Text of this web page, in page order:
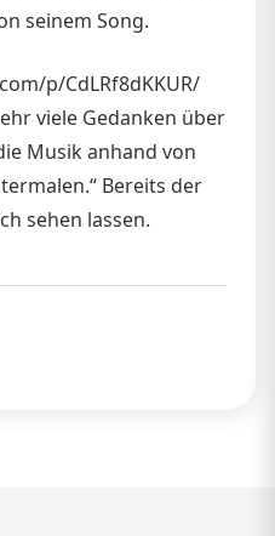
seinem Song.
p/CdLRf8dKKUR/
viele Gedanken über
Musik anhand von
Bereits der
sehen lassen.